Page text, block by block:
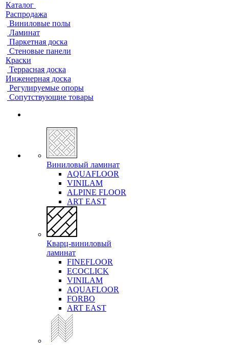
Каталог
Распродажа
Виниловые полы
Ламинат
Паркетная доска
Стеновые панели
Краски
Террасная доска
Инженерная доска
Регулируемые опоры
Сопутствующие товары
Виниловый ламинат
AQUAFLOOR
VINILAM
ALPINE FLOOR
ART EAST
Кварц-виниловый
ламинат
FINEFLOOR
ECOCLICK
VINILAM
AQUAFLOOR
FORBO
ART EAST